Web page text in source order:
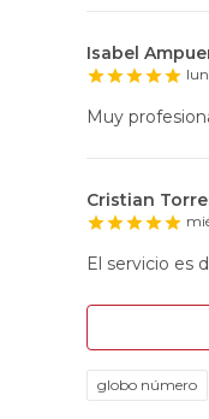
Isabel
Muy
Cristian
El servicio es
globo número